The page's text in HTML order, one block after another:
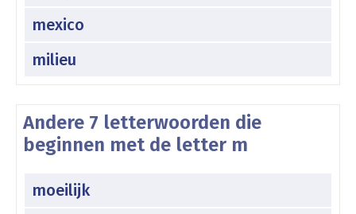
mexico
milieu
Andere 7 letterwoorden die
beginnen met de letter m
moeilijk